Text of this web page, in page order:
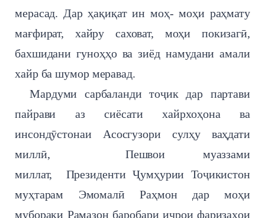
мерасад. Дар ҳақиқат ин моҳ- моҳи раҳмату
мағфират, хайру саховат, моҳи покизагӣ,
бахшидани гуноҳҳо ва зиёд намудани амали
хайр ба шумор меравад.
Мардуми сарбаланди тоҷик дар партави
пайрави аз сиёсати хайрхоҳона ва
инсондӯстонаи Асосгузори сулҳу ваҳдати
миллӣ, Пешвои муаззами
миллат, Президенти Ҷумҳурии Тоҷикистон
муҳтарам Эмомалӣ Раҳмон дар моҳи
мубораки Рамазон баробари иҷрои фаризаҳои